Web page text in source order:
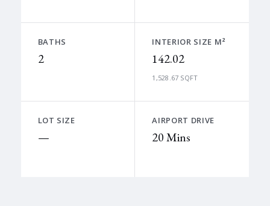
BATHS
2
INTERIOR SIZE M²
142.02
1,528.67 SQFT
LOT SIZE
—
AIRPORT DRIVE
20 Mins